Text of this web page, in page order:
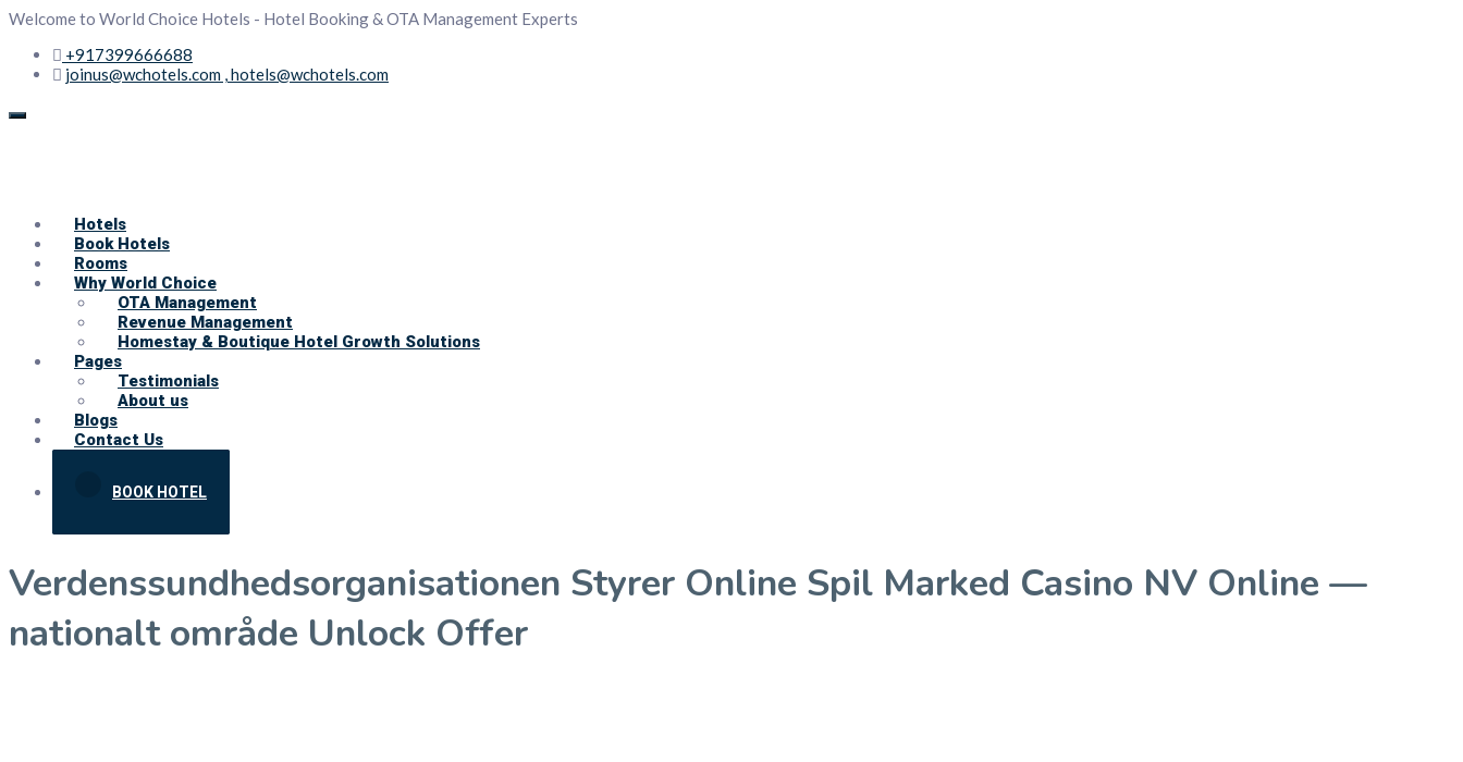
Welcome to World Choice Hotels - Hotel Booking & OTA Management Experts
+917399666688
joinus@wchotels.com , hotels@wchotels.com
Hotels
Book Hotels
Rooms
Why World Choice
OTA Management
Revenue Management
Homestay & Boutique Hotel Growth Solutions
Pages
Testimonials
About us
Blogs
Contact Us
BOOK HOTEL
Verdenssundhedsorganisationen Styrer Online Spil Marked Casino NV Online —
nationalt område Unlock Offer